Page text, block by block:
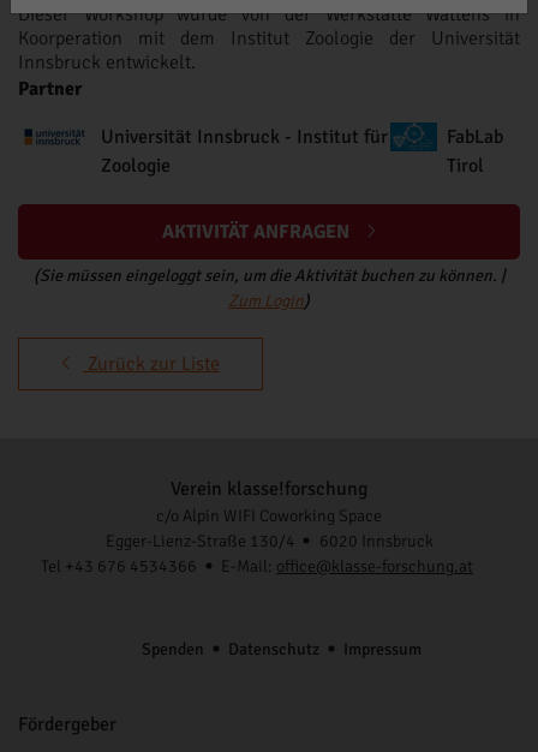
Dieser Workshop wurde von der Werkstätte Wattens in
Koorperation mit dem Institut Zoologie der Universität
Innsbruck entwickelt.
Partner
Universität Innsbruck - Institut für
Zoologie
FabLab
Tirol
AKTIVITÄT ANFRAGEN
(Sie müssen eingeloggt sein, um die Aktivität buchen zu können. |
Zum Login)
Zurück zur Liste
Verein klasse!forschung
c/o Alpin WIFI Coworking Space
Egger-Lienz-Straße 130/4
6020 Innsbruck
Tel +43 676 4534366
E-Mail: office@klasse-forschung.at
Spenden Datenschutz Impressum
Fördergeber